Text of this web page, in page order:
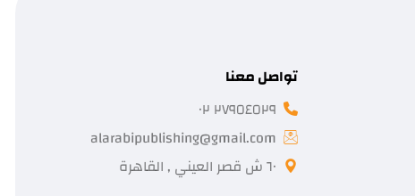
تواصل معنا
٢٧٩٥٤٥٢٩ ٠٢
alarabipublishing@gmail.com
٦٠ ش قصر العيني , القاهرة